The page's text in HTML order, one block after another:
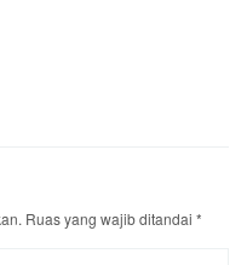
Ruas yang wajib ditandai *